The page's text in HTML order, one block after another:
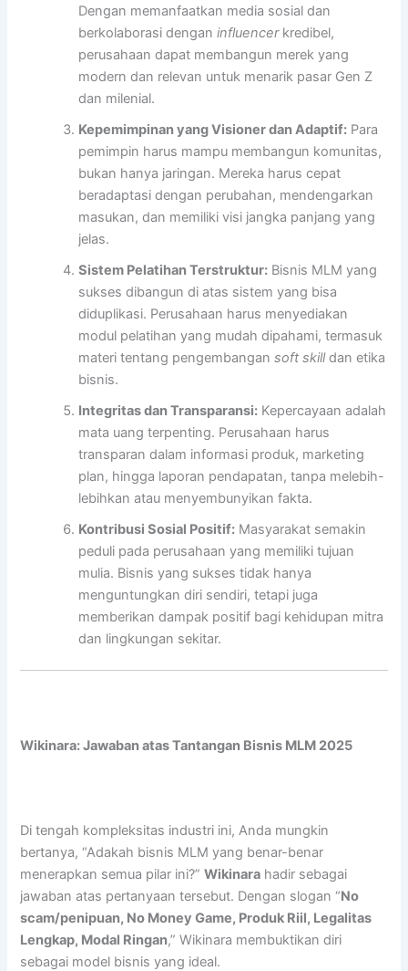
Dengan memanfaatkan media sosial dan
berkolaborasi denganinfluencerkredibel,
perusahaan dapat membangun merek yang
modern dan relevan untuk menarik pasar Gen Z
dan milenial.
Kepemimpinan yang Visioner dan Adaptif: Para
pemimpin harus mampu membangun komunitas,
bukan hanya jaringan. Mereka harus cepat
beradaptasi dengan perubahan, mendengarkan
masukan, dan memiliki visi jangka panjang yang
jelas.
Sistem Pelatihan Terstruktur: Bisnis MLM yang
sukses dibangun di atas sistem yang bisa
diduplikasi. Perusahaan harus menyediakan
modul pelatihan yang mudah dipahami, termasuk
materi tentang pengembangansoft skilldan etika
bisnis.
Integritas dan Transparansi: Kepercayaan adalah
mata uang terpenting. Perusahaan harus
transparan dalam informasi produk, marketing
plan, hingga laporan pendapatan, tanpa melebih-
lebihkan atau menyembunyikan fakta.
Kontribusi Sosial Positif: Masyarakat semakin
peduli pada perusahaan yang memiliki tujuan
mulia. Bisnis yang sukses tidak hanya
menguntungkan diri sendiri, tetapi juga
memberikan dampak positif bagi kehidupan mitra
dan lingkungan sekitar.
Wikinara: Jawaban atas Tantangan Bisnis MLM 2025
Di tengah kompleksitas industri ini, Anda mungkin
bertanya, “Adakah bisnis MLM yang benar-benar
menerapkan semua pilar ini?”Wikinara hadir sebagai
jawaban atas pertanyaan tersebut. Dengan slogan “No
scam/penipuan, No Money Game, Produk Riil, Legalitas
Lengkap, Modal Ringan,” Wikinara membuktikan diri
sebagai model bisnis yang ideal.